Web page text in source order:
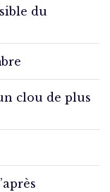
du
clou de plus